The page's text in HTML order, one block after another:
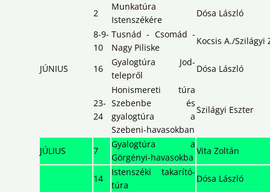
2
Munkatúra
Istenszékére
Dósa László
8-9-
10
Tusnád - Csomád -
Nagy Piliske
Kocsis A./Szilágyi
JÚNIUS 16
Gyalogtúra Jod-
telepről
Dósa László
23-
24
Honismereti túra
Szebenbe és
gyalogtúra a
Szebeni-havasokban
Szilágyi Eszter
JÚLIUS 7
Gyalogtúra a
Görgényi-havasokba
Vita Zoltán
14
Istenszéki takarító-
túra
Dósa László